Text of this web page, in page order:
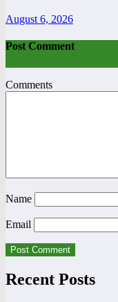
August 6, 2026
Post Comment
Comments
Name
Email
Recent Posts